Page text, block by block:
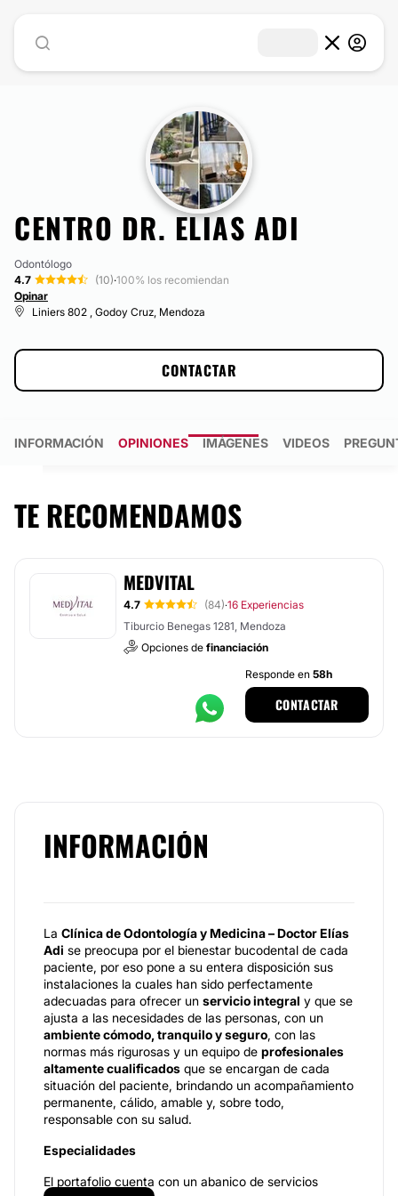
CENTRO DR. ELIAS ADI
Odontólogo
4.7
(10)·100% los recomiendan
Opinar
Liniers 802 , Godoy Cruz, Mendoza
CONTACTAR
INFORMACIÓN OPINIONES IMÁGENES VIDEOS
TE RECOMENDAMOS
MEDVITAL
4.7 (84)·16 Experiencias
Tiburcio Benegas 1281, Mendoza
Opciones de financiación
Responde en 58h
CONTACTAR
INFORMACIÓN
La Clínica de Odontología y Medicina – Doctor Elías
Adi se preocupa por el bienestar bucodental de cada
paciente, por eso pone a su entera disposición sus
instalaciones la cuales han sido perfectamente
adecuadas para ofrecer un servicio integral y que se
ajusta a las necesidades de las personas, con un
ambiente cómodo, tranquilo y seguro, con las
normas más rigurosas y un equipo de profesionales
altamente cualificados que se encargan de cada
situación del paciente, brindando un acompañamiento
permanente, cálido, amable y, sobre todo,
responsable con su salud.
Especialidades
El portafolio cuenta con un abanico de servicios